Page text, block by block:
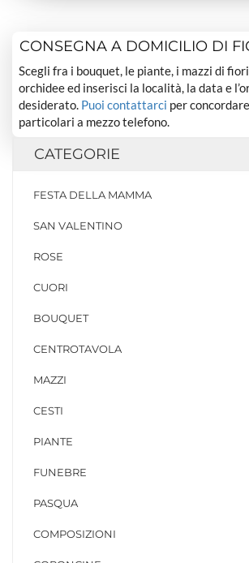
CONSEGNA A DOMICILIO DI
Scegli fra i bouquet, le piante, i mazzi di
orchidee ed inserisci la località, la data e
desiderato. Puoi contattarci per
particolari a mezzo telefono.
CATEGORIE
FESTA DELLA MAMMA
SAN VALENTINO
ROSE
CUORI
BOUQUET
CENTROTAVOLA
MAZZI
CESTI
PIANTE
FUNEBRE
PASQUA
COMPOSIZIONI